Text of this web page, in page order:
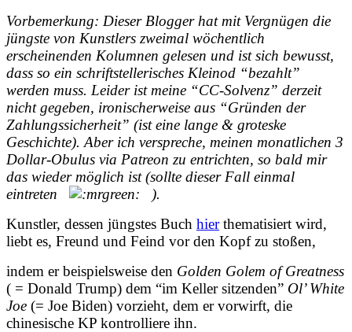
Vorbemerkung: Dieser Bloggerhat mit Vergnügen die
jüngste von Kunstlers zweimal wöchentlich
erscheinenden Kolumnen gelesen und ist sich bewusst,
dass so ein schriftstellerisches Kleinod “bezahlt”
werden muss. Leider ist meine “CC-Solvenz” derzeit
nicht gegeben, ironischerweise aus “Gründen der
Zahlungssicherheit” (ist eine lange & groteske
Geschichte). Aber ich verspreche, meinen monatlichen 3
Dollar-Obulus via Patreon zu entrichten, so bald mir
das wieder möglich ist (sollte dieser Fall einmal
eintreten
).
Kunstler, dessen jüngstes Buch hierthematisiert wird,
liebt es, Freund und Feind vor den Kopf zu stoßen,
indem er beispielsweise den Golden Golem of Greatness
( = Donald Trump) dem “im Keller sitzenden” Ol’ White
Joe (= Joe Biden) vorzieht, dem er vorwirft, die
chinesische KP kontrolliere ihn.